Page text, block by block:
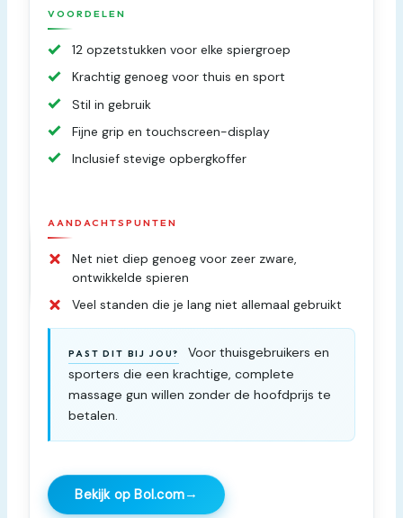
VOORDELEN
12 opzetstukken voor elke spiergroep
Krachtig genoeg voor thuis en sport
Stil in gebruik
Fijne grip en touchscreen-display
Inclusief stevige opbergkoffer
AANDACHTSPUNTEN
Net niet diep genoeg voor zeer zware,
ontwikkelde spieren
Veel standen die je lang niet allemaal gebruikt
PAST DIT BIJ JOU?
Voor thuisgebruikers en
sporters die een krachtige, complete
massage gun willen zonder de hoofdprijs te
betalen.
Bekijk op Bol.com→